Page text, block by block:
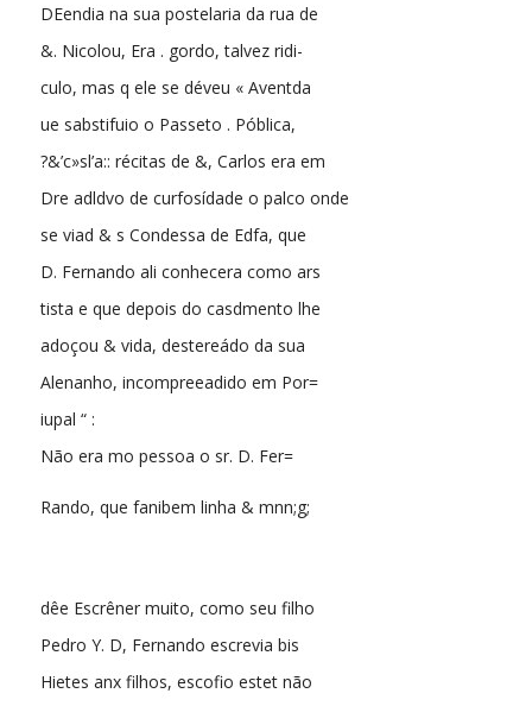
DEendia na sua postelaria da rua de
&. Nicolou, Era . gordo, talvez ridi-
culo, mas q ele se déveu « Aventda
ue sabstifuio o Passeto . Póblica,
?&’c»sl’a:: récitas de &, Carlos era em
Dre adldvo de curfosídade o palco onde
se viad & s Condessa de Edfa, que
D. Fernando ali conhecera como ars
tista e que depois do casdmento lhe
adoçou & vida, destereádo da sua
Alenanho, incompreeadido em Por=
iupal “ :
Não era mo pessoa o sr. D. Fer=
Rando, que fanibem linha & mnn;g;
dêe Escrêner muito, como seu filho
Pedro Y. D, Fernando escrevia bis
Hietes anx filhos, escofio estet não